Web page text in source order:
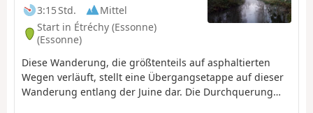
3:15 Std.
Mittel
Start in Étréchy (Essonne)
(Essonne)
Diese Wanderung, die größtenteils auf asphaltierten
Wegen verläuft, stellt eine Übergangsetappe auf dieser
Wanderung entlang der Juine dar. Die Durchquerung